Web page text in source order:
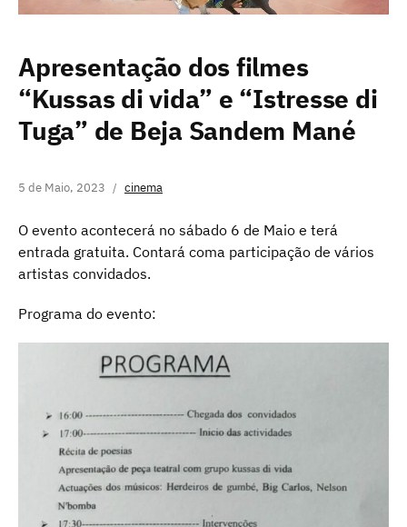
Apresentação dos filmes
“Kussas di vida” e “Istresse di
Tuga” de Beja Sandem Mané
5 de Maio, 2023 cinema
O evento acontecerá no sábado 6 de Maio e terá
entrada gratuita. Contará coma participação de vários
artistas convidados.
Programa do evento: